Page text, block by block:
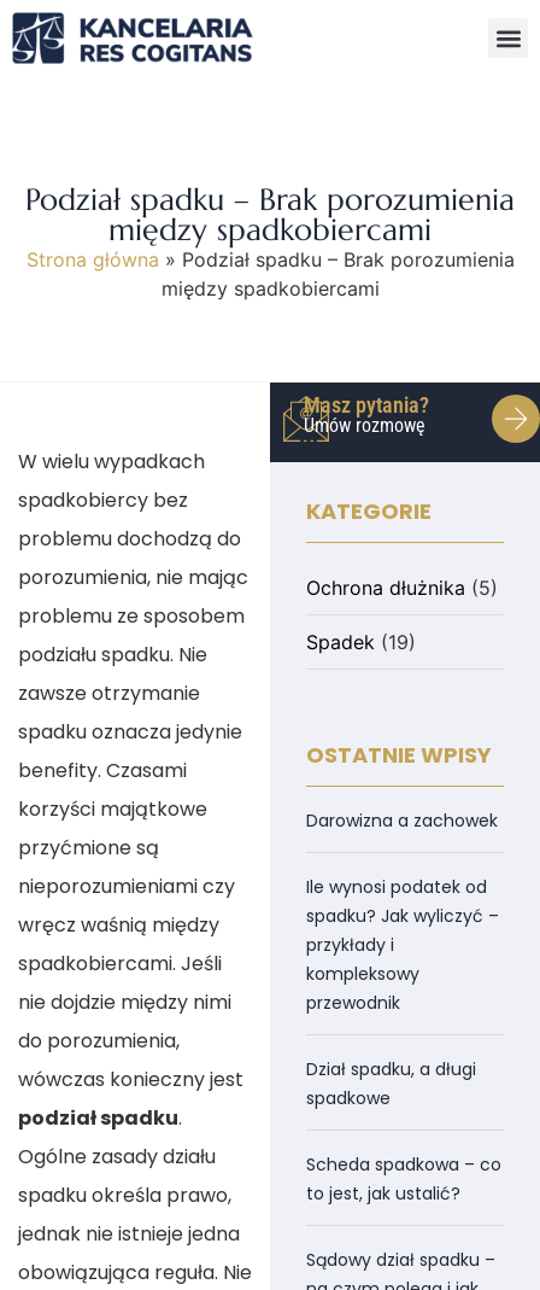
Podział spadku – Brak porozumienia
między spadkobiercami
Strona główna » Podział spadku – Brak porozumienia
między spadkobiercami
W wielu wypadkach
spadkobiercy bez
problemu dochodzą do
porozumienia, nie mając
problemu ze sposobem
podziału spadku. Nie
zawsze otrzymanie
spadku oznacza jedynie
benefity. Czasami
korzyści majątkowe
przyćmione są
nieporozumieniami czy
wręcz waśnią między
spadkobiercami. Jeśli
nie dojdzie między nimi
do porozumienia,
wówczas konieczny jest
podział spadku.
Ogólne zasady działu
spadku określa prawo,
jednak nie istnieje jedna
obowiązująca reguła. Nie
Masz pytania?
Umów rozmowę
KATEGORIE
Ochrona dłużnika (5)
Spadek (19)
OSTATNIE WPISY
Darowizna a zachowek
Ile wynosi podatek od
spadku? Jak wyliczyć –
przykłady i
kompleksowy
przewodnik
Dział spadku, a długi
spadkowe
Scheda spadkowa – co
to jest, jak ustalić?
Sądowy dział spadku –